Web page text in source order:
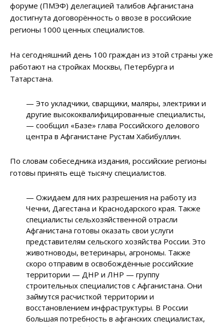
форуме (ПМЭФ) делегацией талибов Афганистана
достигнута договорённость о ввозе в российские
регионы 1000 ценных специалистов.
На сегодняшний день 100 граждан из этой страны уже
работают на стройках Москвы, Петербурга и
Татарстана.
— Это укладчики, сварщики, маляры, электрики и
другие высококвалифицированные специалисты,
— сообщил «Базе» глава Российского делового
центра в Афганистане Рустам Хабибуллин.
По словам собеседника издания, российские регионы
готовы принять ещё тысячу специалистов.
— Ожидаем для них разрешения на работу из
Чечни, Дагестана и Краснодарского края. Также
специалисты сельхозяйственной отрасли
Афганистана готовы оказать свои услуги
представителям сельского хозяйства России. Это
животноводы, ветеринары, агрономы. Также
скоро отправим в освобождённые российские
территории — ДНР и ЛНР — группу
строительных специалистов с Афганистана. Они
займутся расчисткой территории и
восстановлением инфраструктуры. В России
большая потребность в афганских специалистах,